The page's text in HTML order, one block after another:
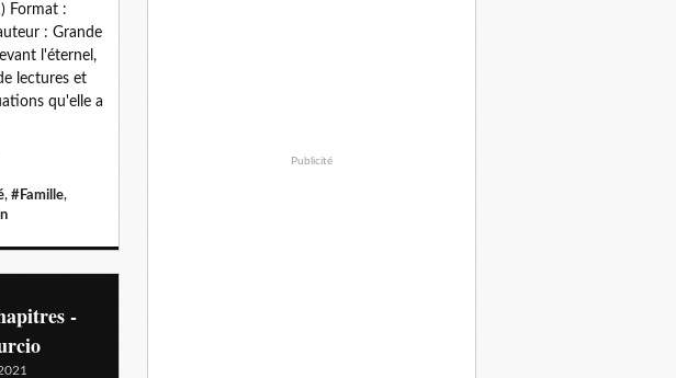
Format :
: Grande
l'éternel,
lectures et
qu'elle a
, #Famille,
-
Publicité